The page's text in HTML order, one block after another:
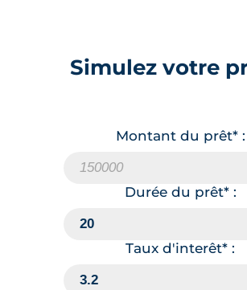
Surface annexe
Simulez votre
Montant du prêt* :
Durée du prêt* :
Taux d'interêt* :